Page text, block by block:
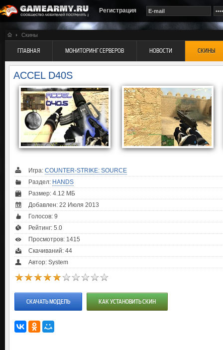
Регистрация
Скины
ГЛАВНАЯ МОНИТОРИНГ СЕРВЕРОВ НОВОСТИ СКИНЫ
ACCEL D40S
Игра: COUNTER-STRIKE: SOURCE
Раздел: HANDS
Размер: 4.12 МБ
Добавлен: 22 Июля 2013
Голосов: 9
Рейтинг: 5.0
Просмотров: 1415
Скачиваний: 44
Автор: System
СКАЧАТЬ МОДЕЛЬ КАК УСТАНОВИТЬ СКИН